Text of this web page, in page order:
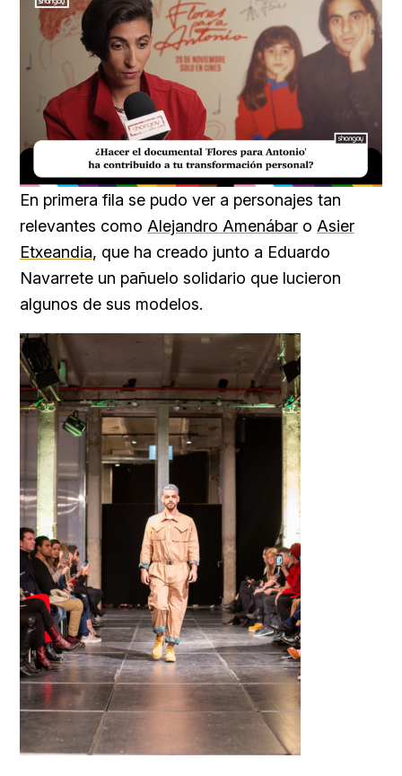
Unmute Loaded:
20.99%
En primera fila se pudo ver a personajes tan
relevantes como Alejandro Amenábar o Asier
Etxeandia, que ha creado junto a Eduardo
Navarrete un pañuelo solidario que lucieron
algunos de sus modelos.